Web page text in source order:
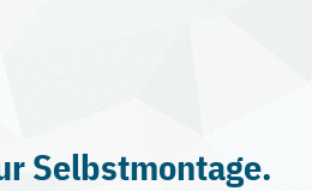
Selbstmontage.